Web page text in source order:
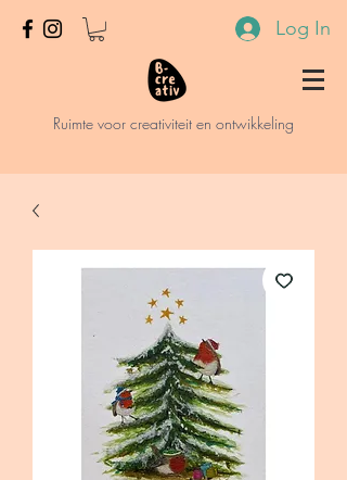
Log In
Ruimte voor creativiteit en ontwikkeling